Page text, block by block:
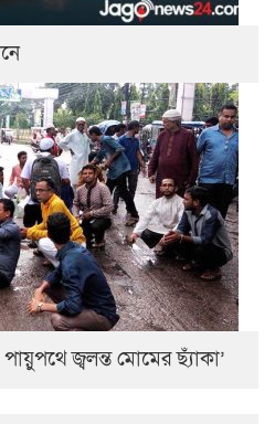
জ্বলন্ত মোমের ছ্যাঁকা’